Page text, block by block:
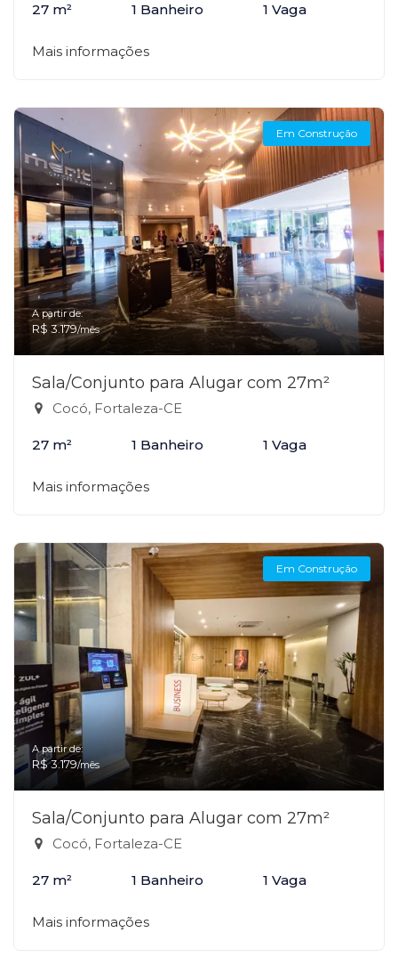
27 m² 1 Banheiro 1 Vaga
Mais informações
Em Construção
A partir de:
R$ 3.179/mês
Sala/Conjunto para Alugar com 27m²
Cocó, Fortaleza-CE
27 m² 1 Banheiro 1 Vaga
Mais informações
Em Construção
A partir de:
R$ 3.179/mês
Sala/Conjunto para Alugar com 27m²
Cocó, Fortaleza-CE
27 m² 1 Banheiro 1 Vaga
Mais informações